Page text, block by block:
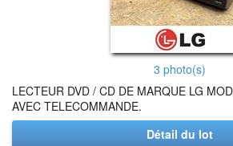
3 photo(s)
LECTEUR DVD / CD DE MARQUE LG
AVEC TELECOMMANDE.
Détail du lot